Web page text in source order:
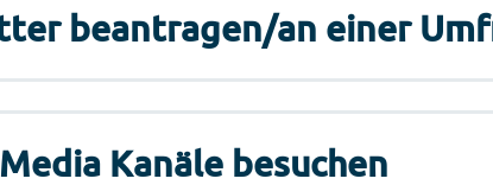
beantragen/an einer
Kanäle besuchen